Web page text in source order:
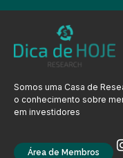
Somos uma Casa de
o conhecimento sobre
em investidores
Área de Membros